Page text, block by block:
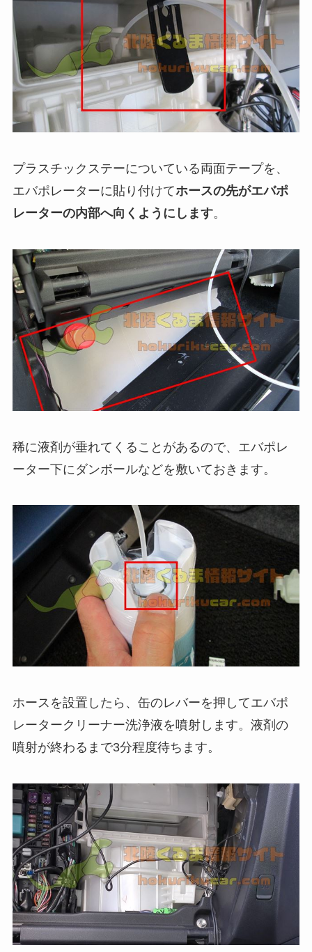
プラスチックステーについている両面テープを、
エバポレーターに貼り付けてホースの先がエバポ
レーターの内部へ向くようにします。
稀に液剤が垂れてくることがあるので、エバポレ
ーター下にダンボールなどを敷いておきます。
ホースを設置したら、缶のレバーを押してエバポ
レータークリーナー洗浄液を噴射します。液剤の
噴射が終わるまで3分程度待ちます。